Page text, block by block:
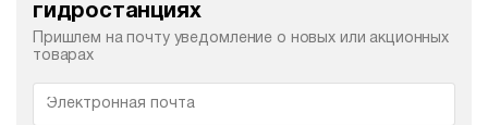
гидростанциях
Пришлем на почту уведомление о новых или акционных
товарах